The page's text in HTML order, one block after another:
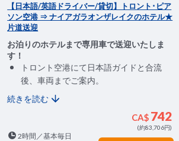
【日本語/英語ドライバー/貸切】トロント･ピア
ソン空港 ⇒ ナイアガラオンザレイクのホテル★
片道送迎
お泊りのホテルまで専用車で送迎いたしま
す！
トロント空港にて日本語ガイドと合流
後、車両までご案内。
続きを読む
CA$ 742
(約83,706円)
2時間／基本毎日